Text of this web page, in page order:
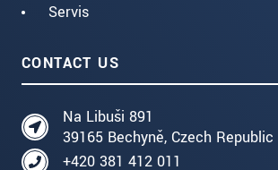
Servis
CONTACT US
Na Libuši 891
39165 Bechyně, Czech Republic
+420 381 412 011